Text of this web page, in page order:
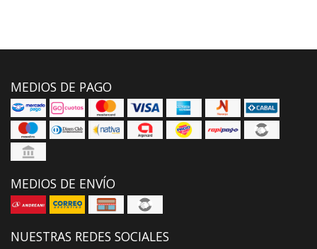
MEDIOS DE PAGO
MEDIOS DE ENVÍO
NUESTRAS REDES SOCIALES